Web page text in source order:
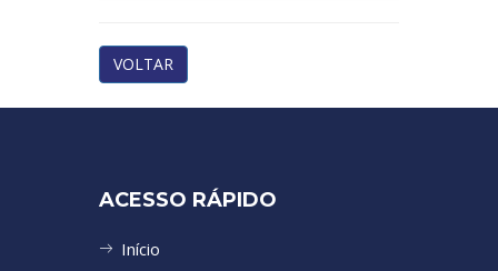
VOLTAR
ACESSO RÁPIDO
Início